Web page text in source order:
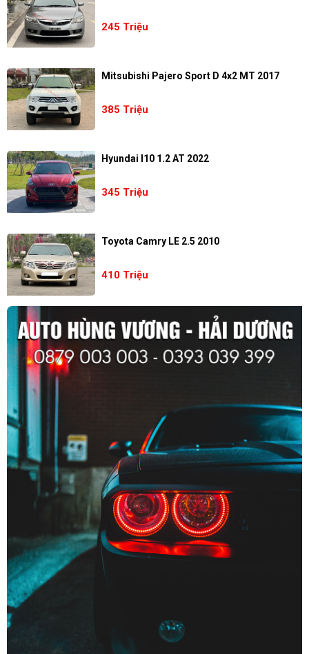
245 Triệu
Mitsubishi Pajero Sport D 4x2 MT 2017
385 Triệu
Hyundai I10 1.2 AT 2022
345 Triệu
Toyota Camry LE 2.5 2010
410 Triệu